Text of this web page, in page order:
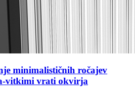
minimalističnih ročajev
vitkimi vrati okvirja